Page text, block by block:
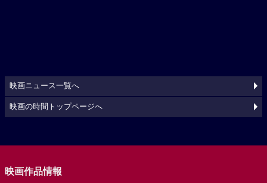
映画ニュース一覧へ
映画の時間トップページへ
映画作品情報